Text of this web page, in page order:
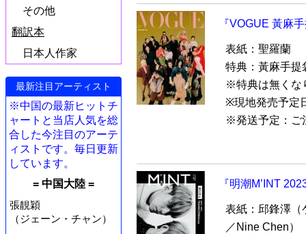
その他
翻訳本
日本人作家
最新注目アーティスト
※中国の最新ヒットチ
ャートと当店人気を総
合した今注目のアーテ
ィストです。毎日更新
しています。
= 中国大陸 =
張靚穎
（ジェーン・チャン）
『VOGUE 黃麻
表紙：聖羅蘭
特典：黃麻手提
※特典は無くな
※現地発売予定
※発送予定：ご
『明潮M’INT
表紙：邱鋒澤（
／Nine Chen）